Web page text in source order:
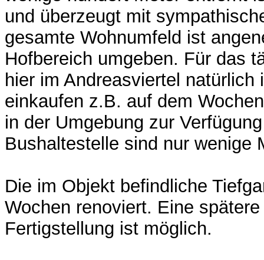
und überzeugt mit
gesamte Wohnumfeld ist
Hofbereich umgeben. Für das
hier im Andreasviertel natürlich
einkaufen z.B. auf dem
in der Umgebung zur
Bushaltestelle sind nur wenige
Die im Objekt befindliche
Wochen renoviert. Eine
Fertigstellung ist möglich.